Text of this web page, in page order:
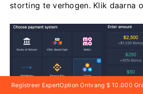
storting te verhogen. Klik daarna
Registreer ExpertOption Ontvang $ 10.000